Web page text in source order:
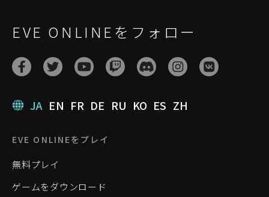
EVE ONLINEをフォロー
JA EN FR DE RU KO ES ZH
EVE ONLINEをプレイ
無料プレイ
ゲームをダウンロード